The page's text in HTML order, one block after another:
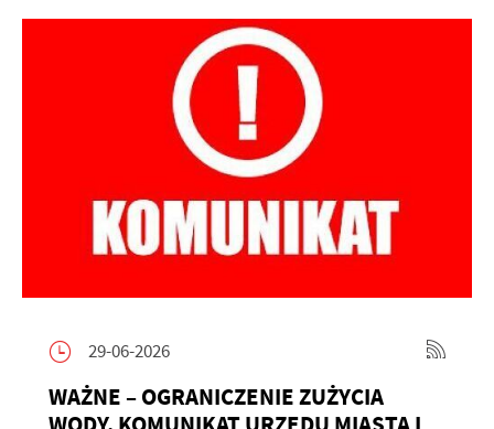
29-06-2026
WAŻNE – OGRANICZENIE ZUŻYCIA